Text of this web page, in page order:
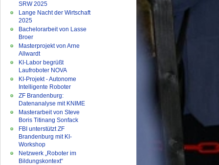
SRW 2025
Lange Nacht der Wirtschaft
2025
Bachelorarbeit von Lasse
Broer
Masterprojekt von Arne
Allwardt
KI-Labor begrüßt
Laufroboter NOVA
KI-Projekt - Autonome
Intelligente Roboter
ZF Brandenburg:
Datenanalyse mit KNIME
Masterarbeit von Steve
Boris Titinang Sonfack
FBI unterstützt ZF
Brandenburg mit KI-
Workshop
Netzwerk „Roboter im
Bildungskontext“